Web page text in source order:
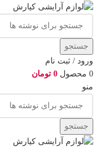
جستجو
ورود / ثبت نام
0 محصول 0 تومان
منو
جستجو